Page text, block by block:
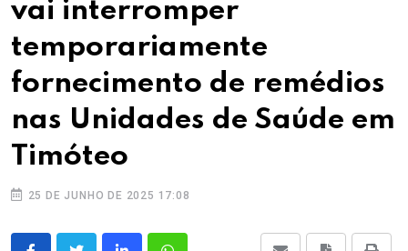
vai interromper
temporariamente
fornecimento de remédios
nas Unidades de Saúde em
Timóteo
25 DE JUNHO DE 2025 17:08